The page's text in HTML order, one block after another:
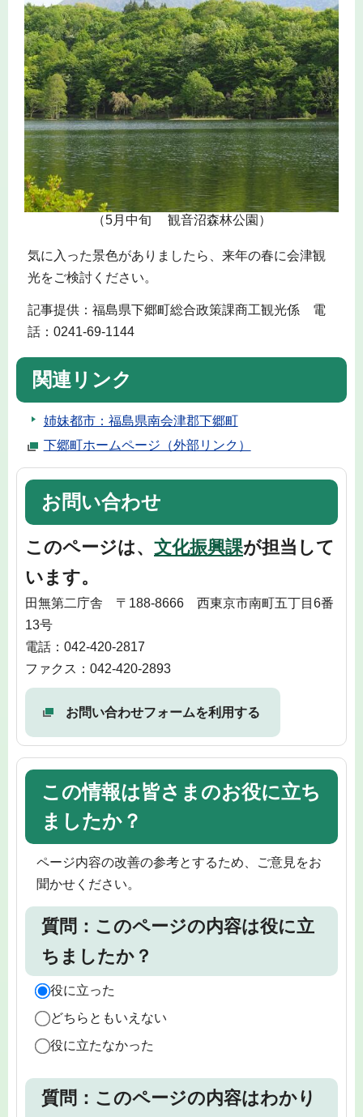
（5月中旬 観音沼森林公園）
気に入った景色がありましたら、来年の春に会津観
光をご検討ください。
記事提供：福島県下郷町総合政策課商工観光係 電
話：0241-69-1144
関連リンク
姉妹都市：福島県南会津郡下郷町
下郷町ホームページ（外部リンク）
お問い合わせ
このページは、 文化振興課が担当して
います。
田無第二庁舎 〒188-8666 西東京市南町五丁目6番
13号
電話：042-420-2817
ファクス：042-420-2893
お問い合わせフォームを利用する
この情報は皆さまのお役に立ち
ましたか？
ページ内容の改善の参考とするため、ご意見をお
聞かせください。
質問：このページの内容は役に立
ちましたか？
役に立った
どちらともいえない
役に立たなかった
質問：このページの内容はわかり